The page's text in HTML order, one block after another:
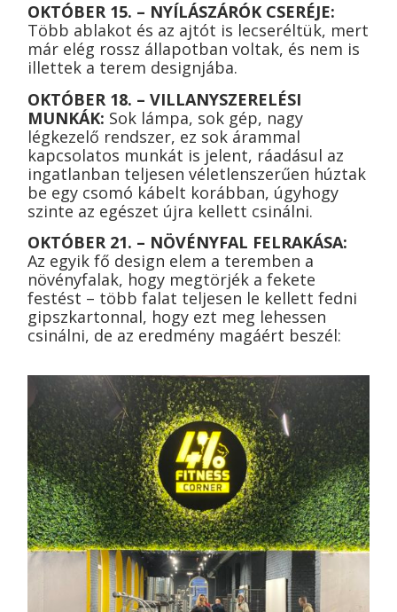
OKTÓBER 15. – NYÍLÁSZÁRÓK CSERÉJE:
Több ablakot és az ajtót is lecseréltük, mert
már elég rossz állapotban voltak, és nem is
illettek a terem designjába.
OKTÓBER 18. – VILLANYSZERELÉSI
MUNKÁK: Sok lámpa, sok gép, nagy
légkezelő rendszer, ez sok árammal
kapcsolatos munkát is jelent, ráadásul az
ingatlanban teljesen véletlenszerűen húztak
be egy csomó kábelt korábban, úgyhogy
szinte az egészet újra kellett csinálni.
OKTÓBER 21. – NÖVÉNYFAL FELRAKÁSA:
Az egyik fő design elem a teremben a
növényfalak, hogy megtörjék a fekete
festést – több falat teljesen le kellett fedni
gipszkartonnal, hogy ezt meg lehessen
csinálni, de az eredmény magáért beszél: